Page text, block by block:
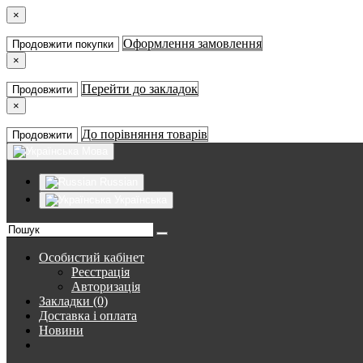
×
Продовжити покупки Оформлення замовлення
×
Продовжити Перейти до закладок
×
Продовжити До порівняння товарів
Особистий кабінет
Реєстрація
Авторизація
Закладки (0)
Доставка і оплата
Новини